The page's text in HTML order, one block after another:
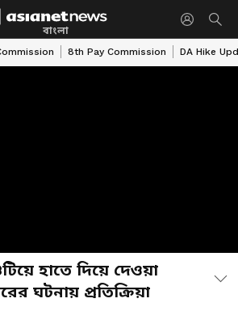
বাংলা
8th Pay Commission DA Hike
হাতে দিয়ে দেওয়া
ঘটনায় প্রতিক্রিয়া